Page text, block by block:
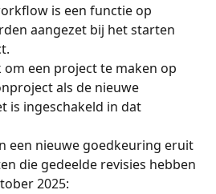
is een functie op
aangezet bij het starten
om een project te maken op
als de nieuwe
is ingeschakeld in dat
een nieuwe goedkeuring eruit
die gedeelde revisies hebben
2025: